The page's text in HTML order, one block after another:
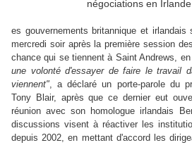
négociations en
es gouvernements britannique et
mercredi soir après la première session
chance qui se tiennent à Saint Andrews,
une volonté d'essayer de faire le travail
viennent", a déclaré un porte-parole du
Tony Blair, après que ce dernier eut
réunion avec son homologue irlandais
discussions visent à réactiver les
depuis 2002, en mettant d'accord les